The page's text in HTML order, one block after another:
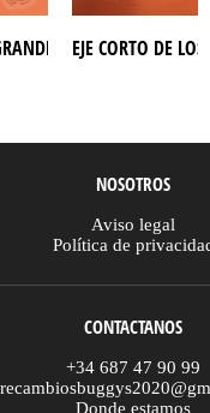
CON EJE CAJA
EJE CORTO DE
NOSOTROS
Aviso legal
Política de
CONTACTANOS
+34 687 47 90 99
Donde estamos